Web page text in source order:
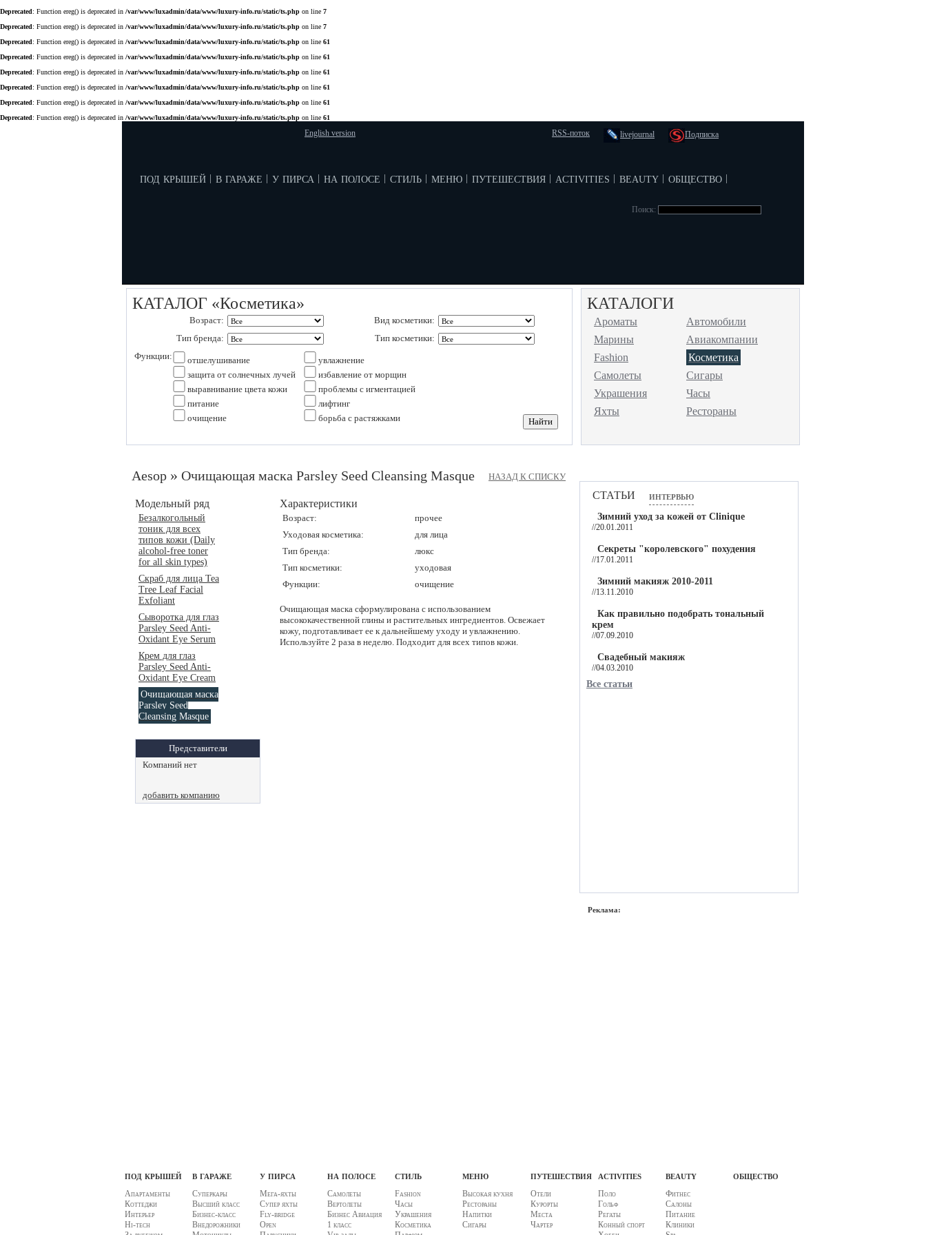
Deprecated: Function ereg() is deprecated in /var/www/luxadmin/data/www/luxury-info.ru/static/ts.php on line 7
Deprecated: Function ereg() is deprecated in /var/www/luxadmin/data/www/luxury-info.ru/static/ts.php on line 7
Deprecated: Function ereg() is deprecated in /var/www/luxadmin/data/www/luxury-info.ru/static/ts.php on line 61
Deprecated: Function ereg() is deprecated in /var/www/luxadmin/data/www/luxury-info.ru/static/ts.php on line 61
Deprecated: Function ereg() is deprecated in /var/www/luxadmin/data/www/luxury-info.ru/static/ts.php on line 61
Deprecated: Function ereg() is deprecated in /var/www/luxadmin/data/www/luxury-info.ru/static/ts.php on line 61
Deprecated: Function ereg() is deprecated in /var/www/luxadmin/data/www/luxury-info.ru/static/ts.php on line 61
Deprecated: Function ereg() is deprecated in /var/www/luxadmin/data/www/luxury-info.ru/static/ts.php on line 61
English version RSS-поток livejournal Подписка
под крышей в гараже у пирса на полосе стиль меню путешествия activities beauty общество
Поиск:
КАТАЛОГ «Косметика»
Возраст:
Вид косметики:
Тип бренда:
Тип косметики:
Функции:
отшелушивание
увлажнение
защита от солнечных лучей
избавление от морщин
выравнивание цвета кожи
проблемы с игментацией
питание
лифтинг
очищение
борьба с растяжками
КАТАЛОГИ
Ароматы
Автомобили
Марины
Авиакомпании
Fashion
Косметика
Самолеты
Сигары
Украшения
Часы
Яхты
Рестораны
НАЗАД К СПИСКУ
Aesop » Очищающая маска Parsley Seed Cleansing Masque
Модельный ряд
Безалкогольный
тоник для всех
типов кожи (Daily
alcohol-free toner
for all skin types)
Скраб для лица Tea
Tree Leaf Facial
Exfoliant
Сыворотка для глаз
Parsley Seed Anti-
Oxidant Eye Serum
Крем для глаз
Parsley Seed Anti-
Oxidant Eye Cream
Очищающая маска
Parsley Seed
Cleansing Masque
Представители
Компаний нет
добавить компанию
Характеристики
Возраст:
прочее
Уходовая косметика:
для лица
Тип бренда:
люкс
Тип косметики:
уходовая
Функции:
очищение
Очищающая маска сформулирована с использованием
высококачественной глины и растительных ингредиентов. Освежает
кожу, подготавливает ее к дальнейшему уходу и увлажнению.
Используйте 2 раза в неделю. Подходит для всех типов кожи.
статьи интервью
Зимний уход за кожей от Clinique
//20.01.2011
Секреты "королевского" похудения
//17.01.2011
Зимний макияж 2010-2011
//13.11.2010
Как правильно подобрать тональный
крем
//07.09.2010
Свадебный макияж
//04.03.2010
Все статьи
Реклама:
под крышей
Апартаменты
Коттеджи
Интерьер
Hi-tech
в гараже
Суперкары
Высший класс
Бизнес-класс
Внедорожники
у пирса
Мега-яхты
Супер яхты
Fly-bridge
Open
на полосе
Самолеты
Вертолеты
Бизнес Авиация
1 класс
стиль
Fashion
Часы
Украшения
Косметика
меню
Высокая кухня
Рестораны
Напитки
Сигары
путешествия
Отели
Курорты
Места
Чартер
activities
Поло
Гольф
Регаты
Конный спорт
beauty
Фитнес
Салоны
Питание
Клиники
общество